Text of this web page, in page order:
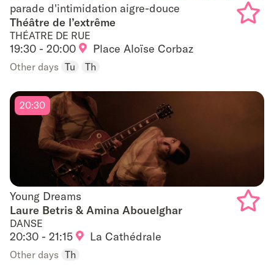
parade d'intimidation aigre-douce
parade d'intimidation aigre-douce
Théâtre de l’extrême
THÉATRE DE RUE
19:30 - 20:00 Place Aloïse Corbaz
Other days Tu Th
Young Dreams
Young Dreams
Laure Betris & Amina Abouelghar
DANSE
20:30 - 21:15 La Cathédrale
20:30
Other days Th